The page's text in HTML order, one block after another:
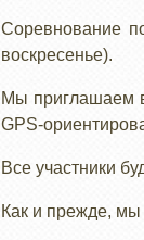
Соревнование
воскресенье).
Мы приглашаем
GPS-
Все участники
Как и прежде,